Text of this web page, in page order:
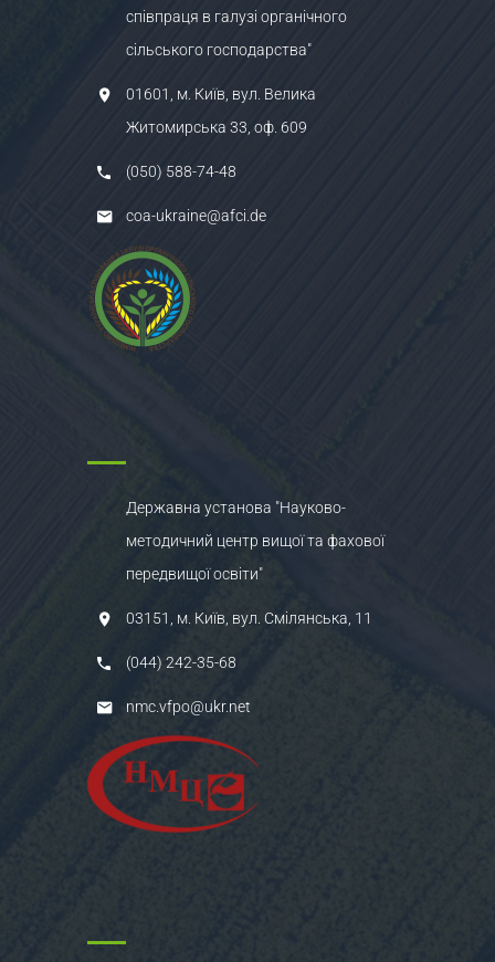
співпраця в галузі органічного
сільського господарства"
01601, м. Київ, вул. Велика
Житомирська 33, оф. 609
(050) 588-74-48
coa-ukraine@afci.de
Державна установа "Науково-
методичний центр вищої та фахової
передвищої освіти"
03151, м. Київ, вул. Смілянська, 11
(044) 242-35-68
nmc.vfpo@ukr.net